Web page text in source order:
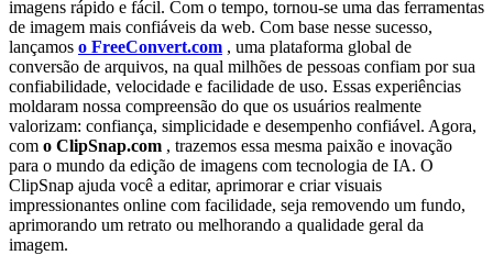
imagens rápido e fácil. Com o tempo, tornou-se uma das ferramentas
de imagem mais confiáveis da web. Com base nesse sucesso,
lançamos o FreeConvert.com , uma plataforma global de
conversão de arquivos, na qual milhões de pessoas confiam por sua
confiabilidade, velocidade e facilidade de uso. Essas experiências
moldaram nossa compreensão do que os usuários realmente
valorizam: confiança, simplicidade e desempenho confiável. Agora,
com o ClipSnap.com , trazemos essa mesma paixão e inovação
para o mundo da edição de imagens com tecnologia de IA. O
ClipSnap ajuda você a editar, aprimorar e criar visuais
impressionantes online com facilidade, seja removendo um fundo,
aprimorando um retrato ou melhorando a qualidade geral da
imagem.